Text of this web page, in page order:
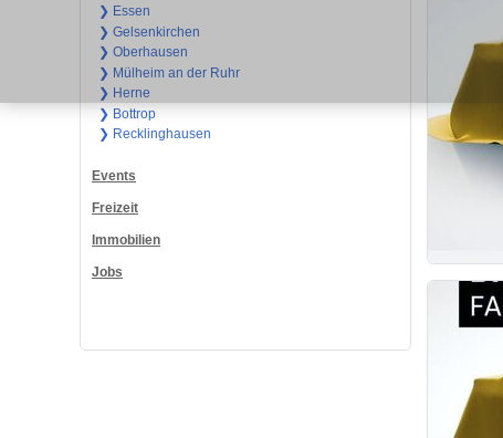
❯ Essen
❯ Gelsenkirchen
❯ Oberhausen
❯ Mülheim an der Ruhr
❯ Herne
❯ Bottrop
❯ Recklinghausen
Events
Freizeit
Immobilien
Jobs